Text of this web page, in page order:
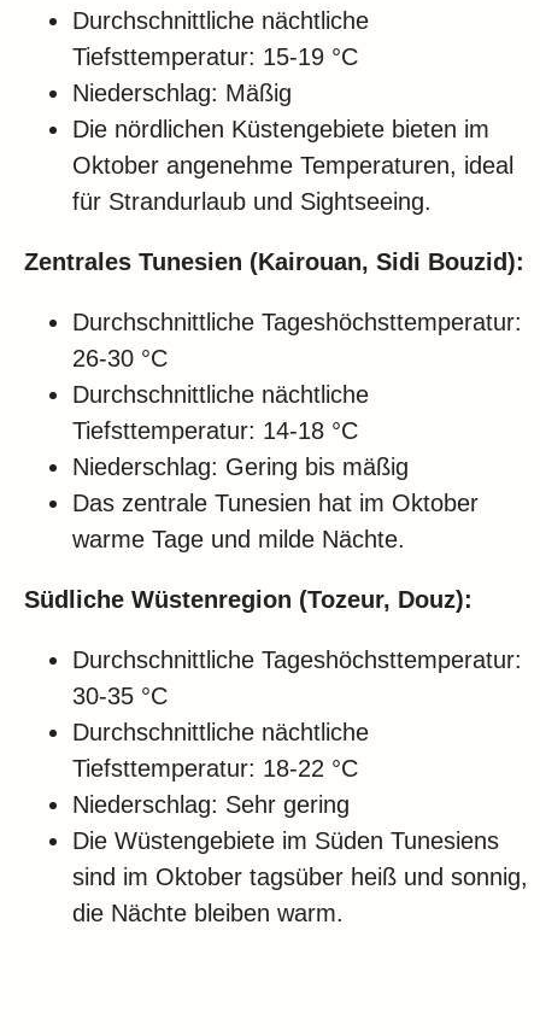
Durchschnittliche nächtliche
Tiefsttemperatur: 15-19 °C
Niederschlag: Mäßig
Die nördlichen Küstengebiete bieten im
Oktober angenehme Temperaturen, ideal
für Strandurlaub und Sightseeing.
Zentrales Tunesien (Kairouan, Sidi Bouzid):
Durchschnittliche Tageshöchsttemperatur:
26-30 °C
Durchschnittliche nächtliche
Tiefsttemperatur: 14-18 °C
Niederschlag: Gering bis mäßig
Das zentrale Tunesien hat im Oktober
warme Tage und milde Nächte.
Südliche Wüstenregion (Tozeur, Douz):
Durchschnittliche Tageshöchsttemperatur:
30-35 °C
Durchschnittliche nächtliche
Tiefsttemperatur: 18-22 °C
Niederschlag: Sehr gering
Die Wüstengebiete im Süden Tunesiens
sind im Oktober tagsüber heiß und sonnig,
die Nächte bleiben warm.